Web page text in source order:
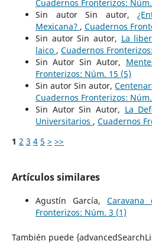
Cuadernos Fronterizos:
Sin autor Sin autor,
Mexicana? , Cuadernos
Sin autor Sin autor, La
laico , Cuadernos
Sin Autor Sin Autor,
Fronterizos: Núm. 15 (5)
Sin autor Sin autor,
Cuadernos Fronterizos:
Sin Autor Sin Autor, La
Universitarios , Cuadernos
1 2 3 4 5 > >>
Artículos similares
Agustín García,
Fronterizos: Núm. 3 (1)
También puede